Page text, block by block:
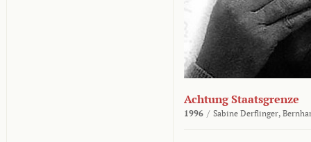
Achtung Staatsgrenze
1996 / Sabine Derflinger,